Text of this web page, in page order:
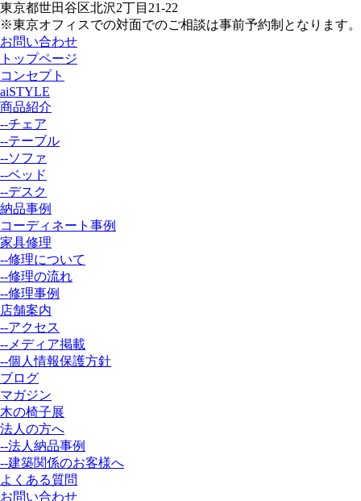
東京都世田谷区北沢2丁目21-22
※東京オフィスでの対面でのご相談は事前予約制となります。
お問い合わせ
トップページ
コンセプト
aiSTYLE
商品紹介
--チェア
--テーブル
--ソファ
--ベッド
--デスク
納品事例
コーディネート事例
家具修理
--修理について
--修理の流れ
--修理事例
店舗案内
--アクセス
--メディア掲載
--個人情報保護方針
ブログ
マガジン
木の椅子展
法人の方へ
--法人納品事例
--建築関係のお客様へ
よくある質問
お問い合わせ